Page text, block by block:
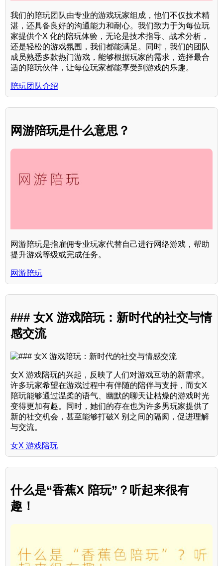
我们的陪玩团队由专业的游戏玩家组成，他们不仅技术精
湛，还具备良好的沟通能力和耐心。我们致力于为每位玩
家提供个X 化的陪玩体验，无论是技术指导、战术分析，
还是轻松的游戏氛围，我们都能满足。同时，我们的团队
成员熟悉多款热门游戏，能够根据玩家的需求，选择最合
适的陪玩伙伴，让每位玩家都能享受到游戏的乐趣。
陪玩团队介绍
网游陪玩是什么意思？
网游陪玩是指雇佣专业玩家代替自己进行网络游戏，帮助
提升游戏等级或完成任务。
网游陪玩
### 女X 游戏陪玩：新时代的社交与情
感交流
女X 游戏陪玩的兴起，反映了人们对游戏互动的新需求。
许多玩家希望在游戏过程中有伴随的陪伴与支持，而女X
陪玩能够通过温柔的语气、幽默的聊天让枯燥的游戏时光
变得更加有趣。同时，她们的存在也为许多男玩家提供了
新的社交机会，甚至能够打破X 别之间的隔阂，促进理解
与交流。
女X 游戏陪玩
什么是“香蕉X 陪玩”？听起来很有
趣！